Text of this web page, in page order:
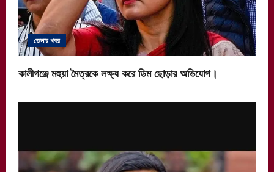
জেলার খবর
কালীগঞ্জে মহুয়া মৈত্রকে লক্ষ্য করে ডিম ছোড়ার অভিযোগ।